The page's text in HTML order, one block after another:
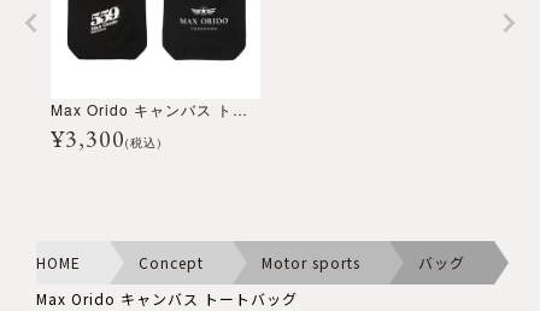
Max Orido キャンバス トートバッグ
¥3,300(税込)
HOME Concept Motor sports
バッグ
Max Orido キャンバス トートバッグ